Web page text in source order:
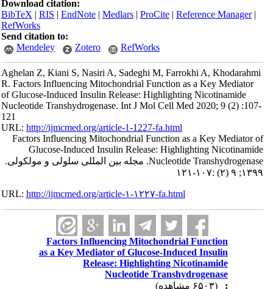
Download citation:
BibTeX|RIS|EndNote|Medlars|ProCite|Reference Manager
RefWorks
Send citation to:
Mendeley
Zotero RefWorks
Aghelan Z, Kiani S, Nasiri A, Sadeghi M, Farrokhi A, Khodarahmi
R. Factors Influencing Mitochondrial Function as a Key Mediator
of Glucose-Induced Insulin Release: Highlighting Nicotinamide
Nucleotide Transhydrogenase. Int J Mol Cell Med 2020; 9 (2) :107-
121
URL:http://ijmcmed.org/article-1-1227-fa.html
Factors Influencing Mitochondrial Function as a Key Mediator of
Glucose-Induced Insulin Release: Highlighting Nicotinamide
Nucleotide Transhydrogenase. مجله بین المللی سلولی و مولکولی.
۱۳۹۹; ۹ (۲) :۱۰۷-۱۲۱
URL:http://ijmcmed.org/article-۱-۱۲۲۷-fa.html
Factors Influencing Mitochondrial Function
as a Key Mediator of Glucose-Induced Insulin
Release: Highlighting Nicotinamide
Nucleotide Transhydrogenase